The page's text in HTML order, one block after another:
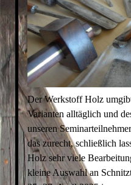
Der Werkstoff Holz
Varianten alltäglich und
unseren
das zurecht, schließlich
Holz sehr viele
kleine Auswahl an